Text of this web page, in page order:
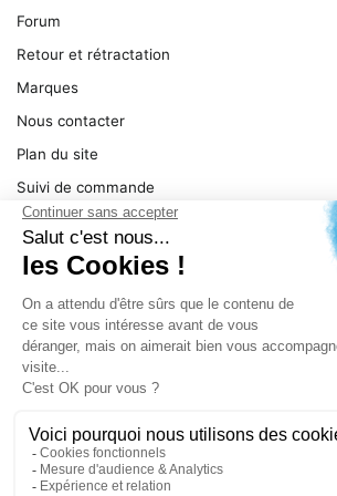
Forum
Retour et rétractation
Marques
Nous contacter
Plan du site
Suivi de commande
Ma facture
Mentions légales
SERVICE
Pièces détachées
Catégories de produit
Dépannage
Le magasin